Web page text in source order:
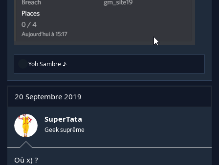
R
a
c
t
i
n
s
:
Yoh Sambre ♪
20 Septembre 2019
SuperTata
Geek suprême
Où x) ?